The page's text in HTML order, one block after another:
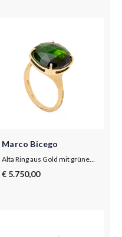
Marco Bicego
€ 5.750,00